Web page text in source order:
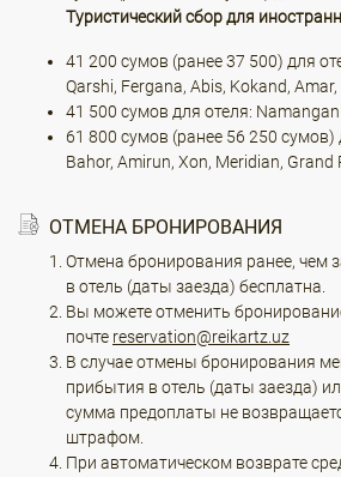
Туристический сбор для
41 200 сумов (ранее 37 500) для
Qarshi, Fergana, Abis, Kokand,
41 500 сумов для отеля: Namangan
61 800 сумов (ранее 56 250 сумов)
Bahor, Amirun, Xon, Meridian, Grand
ОТМЕНА БРОНИРОВАНИЯ
Отмена бронирования ранее, чем
в отель (даты заезда) бесплатна.
Вы можете отменить
почте reservation@reikartz.uz
В случае отмены бронирования
прибытия в отель (даты заезда)
сумма предоплаты не
штрафом.
При автоматическом возврате